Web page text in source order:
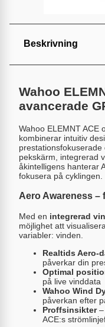
Beskrivning
Wahoo
avancerade
Wahoo ELEMNT ACE
kombinerar intuitiv
pekskärm, integrerad
åkintelligens hanterar
fokusera på cyklingen.
Aero Awareness –
Med en integrerad
möjlighet att
variabler: vinden.
Realtids Aero-
påverkar din
Optimal
på live vinddata
Wahoo Wind
påverkan efter
Proffsinsikter–
ACE:s